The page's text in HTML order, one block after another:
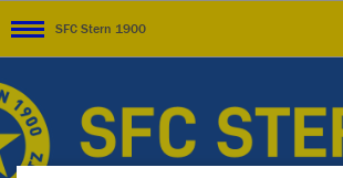
SFC Stern 1900